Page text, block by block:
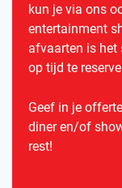
kun je via ons
entertainment
afvaarten is het
op tijd te
Geef in je
diner en/of
rest!